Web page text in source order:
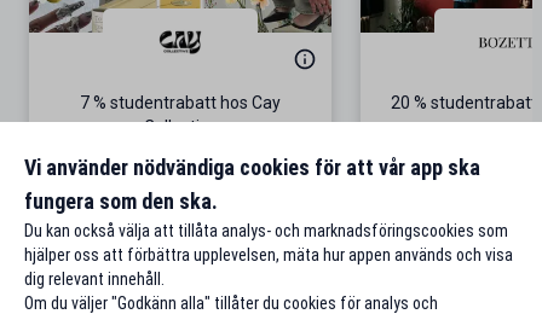
7 % studentrabatt hos Cay
Collective
Till rabatten
20 %
Vi använder nödvändiga cookies för att vår app ska
fungera som den ska.
Du kan också välja att tillåta analys- och marknadsföringscookies som
hjälper oss att förbättra upplevelsen, mäta hur appen används och visa
dig relevant innehåll.
Om du väljer "Godkänn alla" tillåter du cookies för analys och